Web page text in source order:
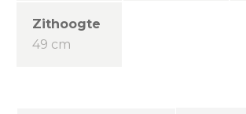
Zithoogte
49 cm